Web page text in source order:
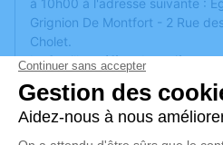
à 10h00 à l'adresse suivante :
Grignion De Montfort - 2 Rue
Cholet.
La famille préfère des prières et
La famille remercie le
Bicêtre AP-HP (94), CHM (72),
centre médical François